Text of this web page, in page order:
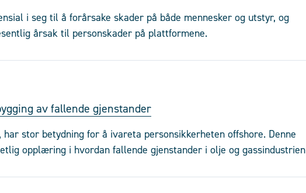
i seg til å forårsake skader på både mennesker og utstyr, og
årsak til personskader på plattformene.
av fallende gjenstander
stor betydning for å ivareta personsikkerheten offshore. Denne
opplæring i hvordan fallende gjenstander i olje og gassindustrien